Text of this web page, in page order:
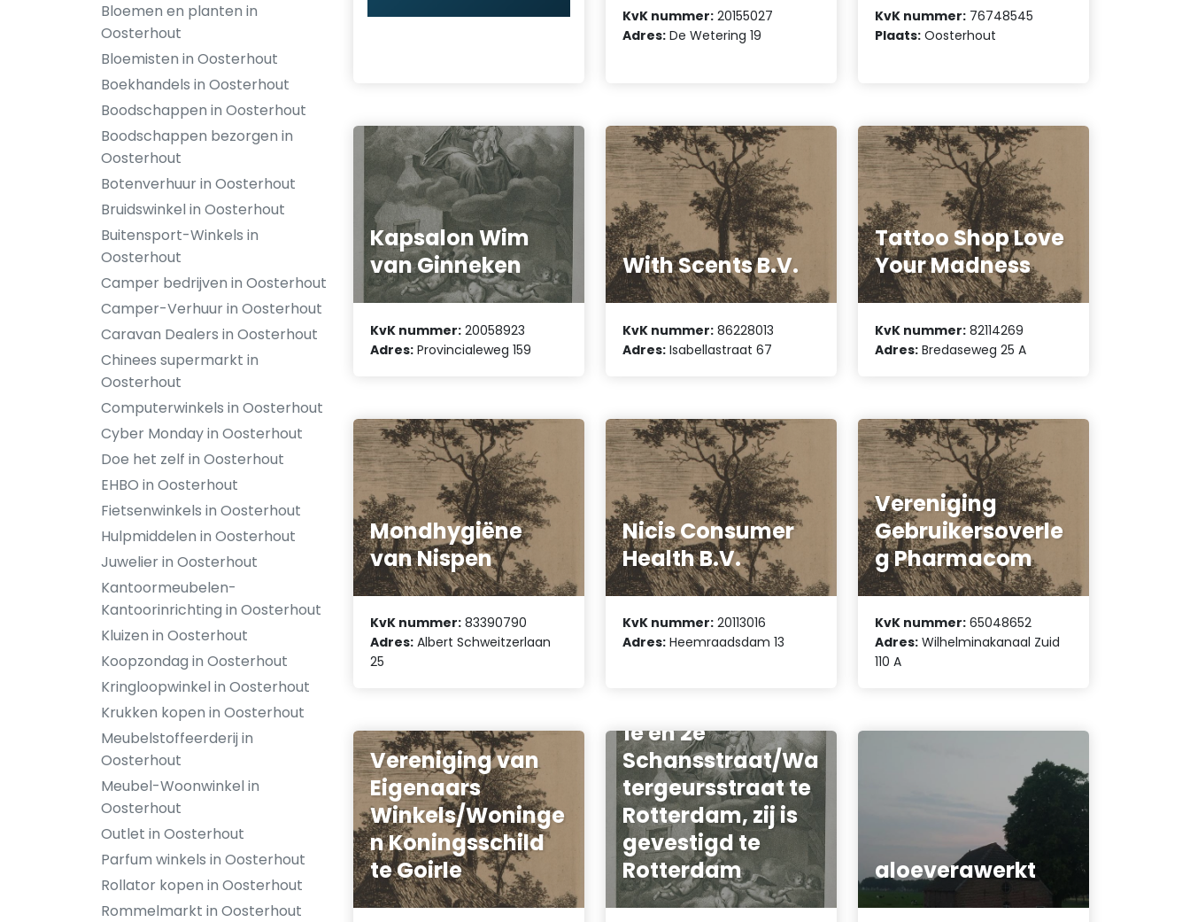
Bloemen en planten in
Oosterhout
Bloemisten in Oosterhout
Boekhandels in Oosterhout
Boodschappen in Oosterhout
Boodschappen bezorgen in
Oosterhout
Botenverhuur in Oosterhout
Bruidswinkel in Oosterhout
Buitensport-Winkels in
Oosterhout
Camper bedrijven in Oosterhout
Camper-Verhuur in Oosterhout
Caravan Dealers in Oosterhout
Chinees supermarkt in
Oosterhout
Computerwinkels in Oosterhout
Cyber Monday in Oosterhout
Doe het zelf in Oosterhout
EHBO in Oosterhout
Fietsenwinkels in Oosterhout
Hulpmiddelen in Oosterhout
Juwelier in Oosterhout
Kantoormeubelen-
Kantoorinrichting in Oosterhout
Kluizen in Oosterhout
Koopzondag in Oosterhout
Kringloopwinkel in Oosterhout
Krukken kopen in Oosterhout
Meubelstoffeerderij in
Oosterhout
Meubel-Woonwinkel in
Oosterhout
Outlet in Oosterhout
Parfum winkels in Oosterhout
Rollator kopen in Oosterhout
Rommelmarkt in Oosterhout
KvK nummer: 20155027
Adres: De Wetering 19
KvK nummer: 76748545
Plaats: Oosterhout
Kapsalon Wim
van Ginneken
KvK nummer: 20058923
Adres: Provincialeweg 159
With Scents B.V.
KvK nummer: 86228013
Adres: Isabellastraat 67
Tattoo Shop Love
Your Madness
KvK nummer: 82114269
Adres: Bredaseweg 25 A
Mondhygiëne
van Nispen
KvK nummer: 83390790
Adres: Albert Schweitzerlaan
25
Nicis Consumer
Health B.V.
KvK nummer: 20113016
Adres: Heemraadsdam 13
Vereniging
Gebruikersoverle
g Pharmacom
KvK nummer: 65048652
Adres: Wilhelminakanaal Zuid
110 A
Vereniging van
Eigenaars
Winkels/Woninge
n Koningsschild
te Goirle
1e en 2e
Schansstraat/Wa
tergeursstraat te
Rotterdam, zij is
gevestigd te
Rotterdam
aloeverawerkt